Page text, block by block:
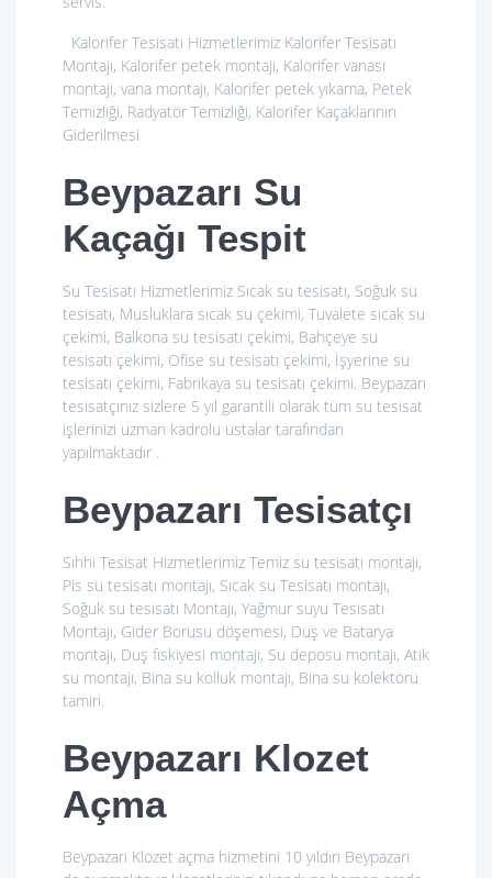
Kalorifer Tesisatı Hizmetlerimiz Kalorifer Tesisatı
Montajı, Kalorifer petek montajı, Kalorifer vanası
montajı, vana montajı, Kalorifer petek yıkama, Petek
Temizliği, Radyatör Temizliği, Kalorifer Kaçaklarının
Giderilmesi
Beypazarı Su
Kaçağı Tespit
Su Tesisatı Hizmetlerimiz Sıcak su tesisatı, Soğuk su
tesisatı, Musluklara sıcak su çekimi, Tuvalete sıcak su
çekimi, Balkona su tesisatı çekimi, Bahçeye su
tesisatı çekimi, Ofise su tesisatı çekimi, İşyerine su
tesisatı çekimi, Fabrikaya su tesisatı çekimi. Beypazarı
tesisatçınız sizlere 5 yıl garantili olarak tüm su tesisat
işlerinizi uzman kadrolu ustalar tarafından
yapılmaktadır .
Beypazarı Tesisatçı
Sıhhi Tesisat Hizmetlerimiz Temiz su tesisatı montajı,
Pis su tesisatı montajı, Sıcak su Tesisatı montajı,
Soğuk su tesisatı Montajı, Yağmur suyu Tesisatı
Montajı, Gider Borusu döşemesi, Duş ve Batarya
montajı, Duş fıskiyesi montajı, Su deposu montajı, Atık
su montajı, Bina su kolluk montajı, Bina su kolektörü
tamiri.
Beypazarı Klozet
Açma
Beypazarı Klozet açma hizmetini 10 yıldırı Beypazarı